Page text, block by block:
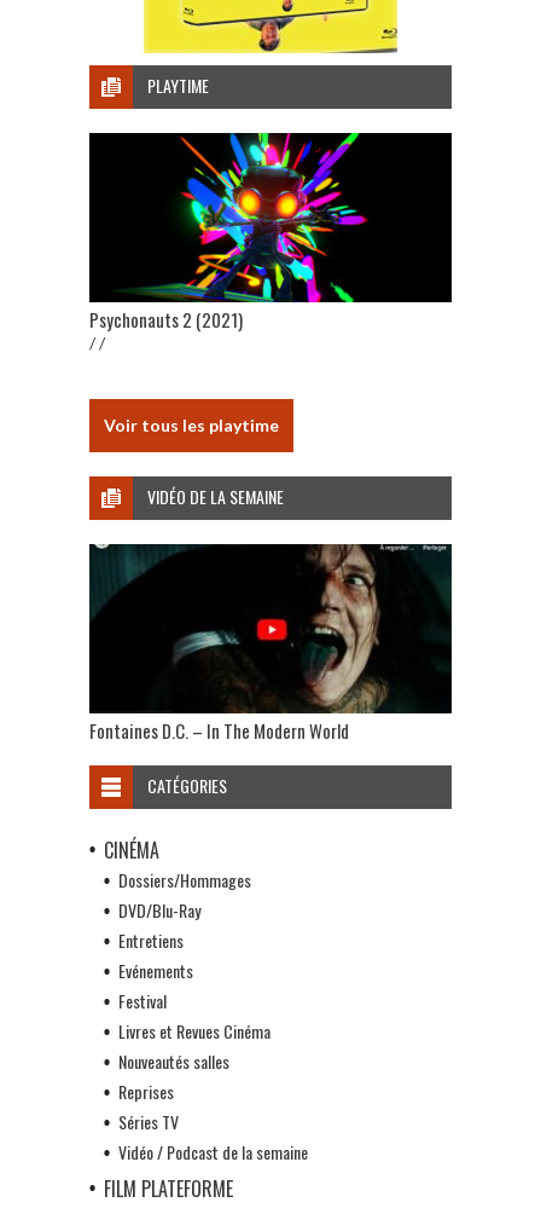
PLAYTIME
Psychonauts 2 (2021)
/ /
Voir tous les playtime
VIDÉO DE LA SEMAINE
Fontaines D.C. – In The Modern World
CATÉGORIES
CINÉMA
Dossiers/Hommages
DVD/Blu-Ray
Entretiens
Evénements
Festival
Livres et Revues Cinéma
Nouveautés salles
Reprises
Séries TV
Vidéo / Podcast de la semaine
FILM PLATEFORME